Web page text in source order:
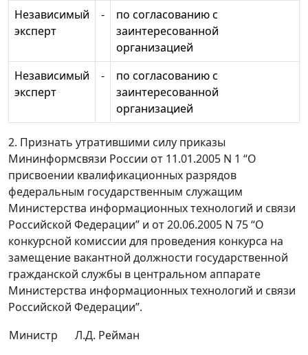
Независимый
эксперт
-
по согласованию с
заинтересованной
организацией
Независимый
эксперт
-
по согласованию с
заинтересованной
организацией
2. Признать утратившими силу приказы
Мининформсвязи России от 11.01.2005 N 1 “О
присвоении квалификационных разрядов
федеральным государственным служащим
Министерства информационных технологий и связи
Российской Федерации” и от 20.06.2005 N 75 “О
конкурсной комиссии для проведения конкурса на
замещение вакантной должности государственной
гражданской службы в центральном аппарате
Министерства информационных технологий и связи
Российской Федерации”.
Министр
Л.Д. Рейман